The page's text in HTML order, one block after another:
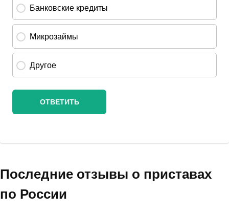
Последние отзывы о приставах
по России